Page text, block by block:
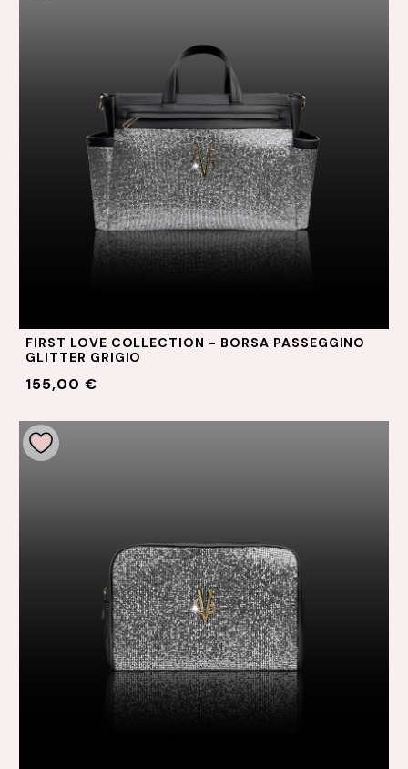
FIRST LOVE COLLECTION - BORSA PASSEGGINO
GLITTER GRIGIO
155,00 €